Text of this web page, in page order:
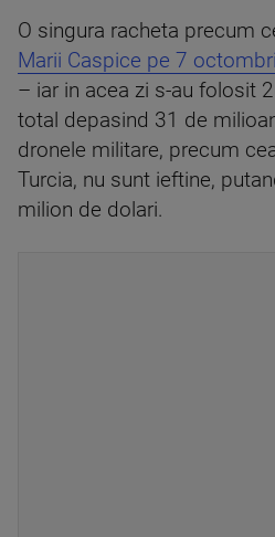
O singura racheta precum
Marii Caspice pe 7
– iar in acea zi s-au folosit
total depasind 31 de
dronele militare, precum
Turcia, nu sunt ieftine,
milion de dolari.